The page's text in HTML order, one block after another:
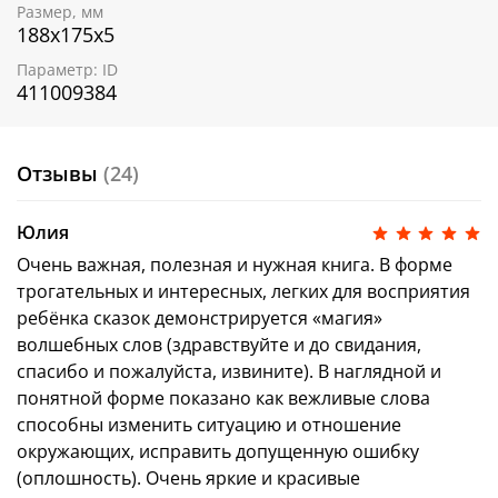
Извините
Вежливые слова — один из первых шагов к
хорошим манерам. Умение вежливо и уважительно
общаться с собеседником помогает дружить и
Книжка«Волшебные слова»
«Детский этикет в сказках»
Эмоциональный интеллект
лучше всего
развивать с детства. Это основа будущих побед и
успехов ребёнка.
Мы подготовили эффективную подборку книг,
направленных на комплексное развитие
эмоционального интеллекта (EQ).
Собери всю коллекцию!Скачать чек-лист
Об авторе:
Елена Ульева — талантливый автор детских книг,
изданных совокупным тиражом 6 миллионов
экземпляров, по итогам 2020 года входит в ТОП-3
Размер, мм
188х175х5
Параметр: ID
411009384
Отзывы (24)
Юлия
Очень важная, полезная и нужная книга. В форме
трогательных и интересных, легких для восприятия
ребёнка сказок демонстрируется «магия»
волшебных слов (здравствуйте и до свидания,
спасибо и пожалуйста, извините). В наглядной и
понятной форме показано как вежливые слова
способны изменить ситуацию и отношение
окружающих, исправить допущенную ошибку
(оплошность). Очень яркие и красивые